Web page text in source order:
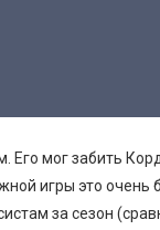
Его мог забить
игры это
за сезон